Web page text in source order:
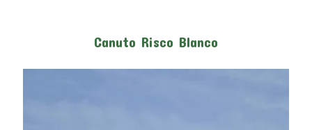
Canuto Risco Blanco